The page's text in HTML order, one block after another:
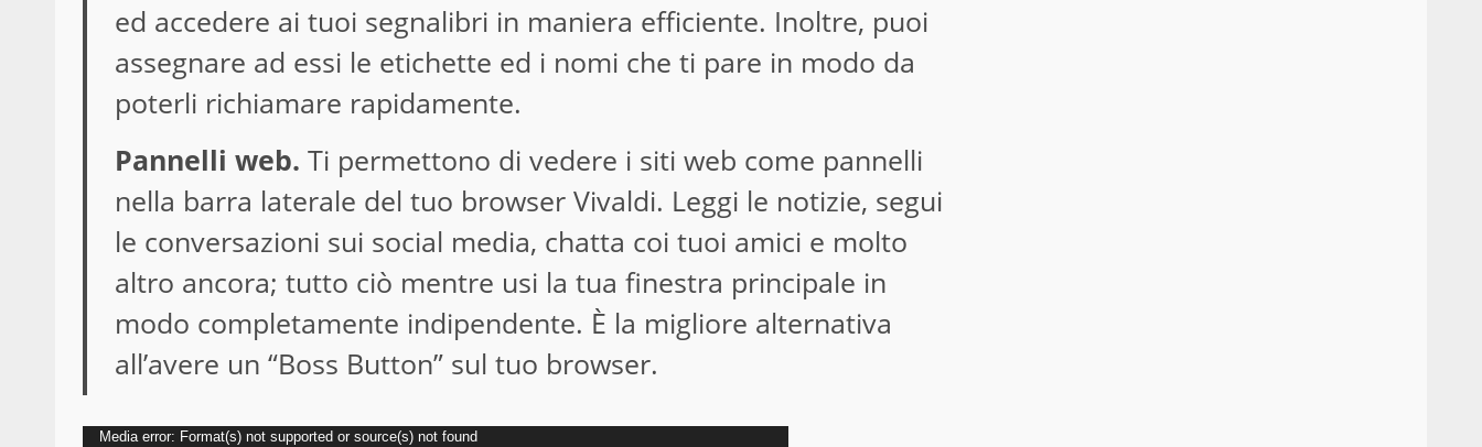
ed accedere ai tuoi segnalibri in maniera efficiente. Inoltre, puoi
assegnare ad essi le etichette ed i nomi che ti pare in modo da
poterli richiamare rapidamente.
Pannelli web. Ti permettono di vedere i siti web come pannelli
nella barra laterale del tuo browser Vivaldi. Leggi le notizie, segui
le conversazioni sui social media, chatta coi tuoi amici e molto
altro ancora; tutto ciò mentre usi la tua finestra principale in
modo completamente indipendente. È la migliore alternativa
all’avere un “Boss Button” sul tuo browser.
Video
Media error: Format(s) not supported or source(s) not found